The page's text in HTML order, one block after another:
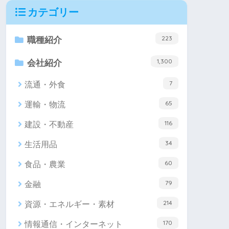
カテゴリー
職種紹介 223
会社紹介 1,300
流通・外食 7
運輸・物流 65
建設・不動産 116
生活用品 34
食品・農業 60
金融 79
資源・エネルギー・素材 214
情報通信・インターネット 170